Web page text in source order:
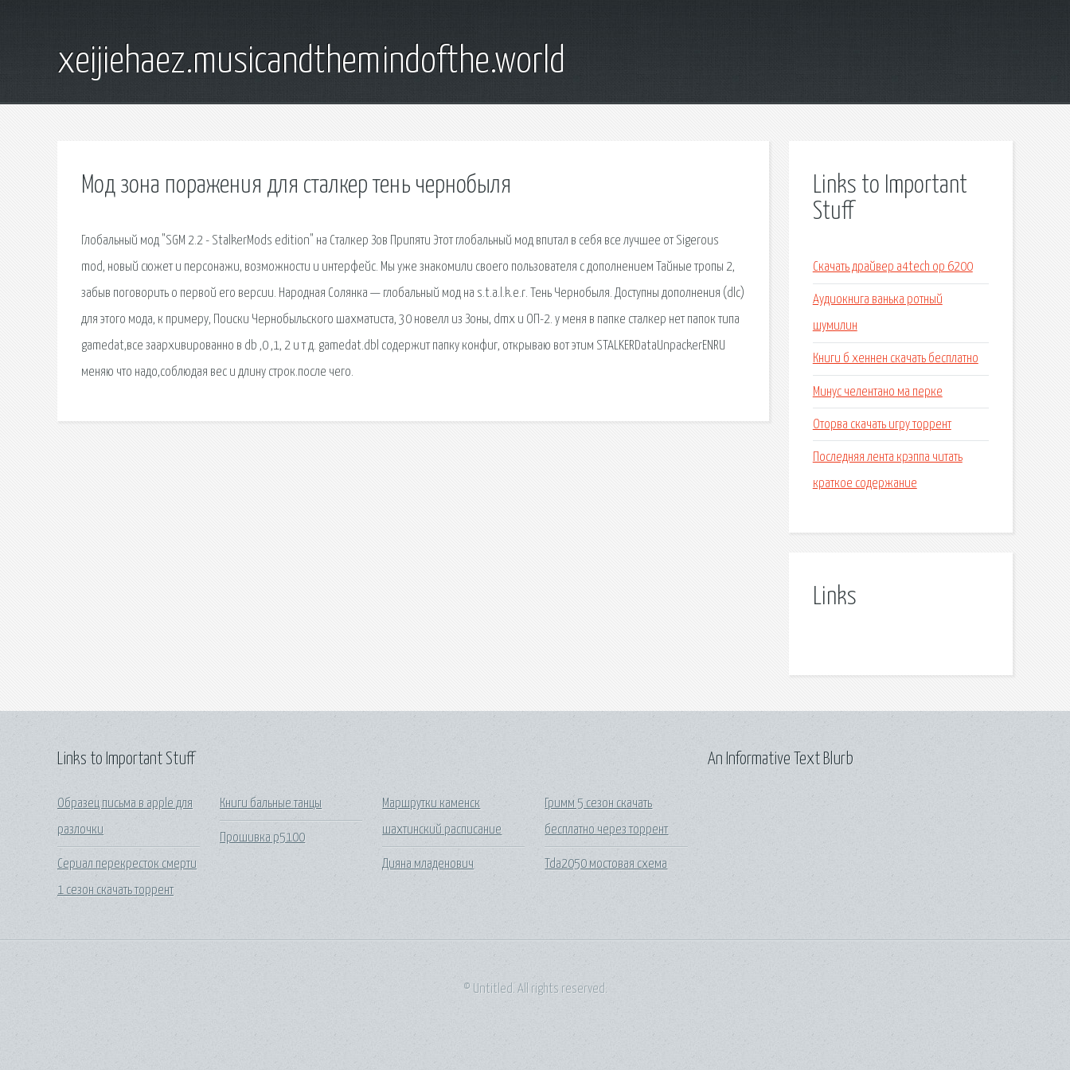
xeijiehaez.musicandthemindofthe.world
Мод зона поражения для сталкер тень чернобыля
Глобальный мод "SGM 2.2 - StalkerMods edition" на Сталкер Зов Припяти Этот глобальный мод впитал в себя все лучшее от Sigerous
mod, новый сюжет и персонажи, возможности и интерфейс. Мы уже знакомили своего пользователя с дополнением Тайные тропы 2,
забыв поговорить о первой его версии. Народная Солянка — глобальный мод на s.t.a.l.k.e.r. Тень Чернобыля. Доступны дополнения (dlc)
для этого мода, к примеру, Поиски Чернобыльского шахматиста, 30 новелл из Зоны, dmx и ОП-2. у меня в папке сталкер нет папок типа
gamedat,все заархивированно в db ,0 ,1, 2 и т д. gamedat.dbl содержит папку конфиг, открываю вот этим STALKERDataUnpackerENRU
меняю что надо,соблюдая вес и длину строк.после чего.
Links to Important
Stuff
Скачать драйвер a4tech op 6200
Аудиокнига ванька ротный
шумилин
Книги б хеннен скачать бесплатно
Минус челентано ма перке
Оторва скачать игру торрент
Последняя лента крэппа читать
краткое содержание
Links
Links to Important Stuff
Образец письма в apple для
разлочки
Сериал перекресток смерти
1 сезон скачать торрент
Книги бальные танцы
Прошивка p5100
Маршрутки каменск
шахтинский расписание
Дияна младенович
Гримм 5 сезон скачать
бесплатно через торрент
Tda2050 мостовая схема
An Informative Text Blurb
© Untitled. All rights reserved.